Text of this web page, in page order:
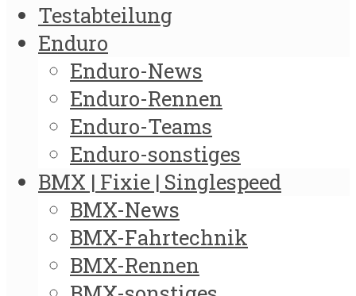
Testabteilung
Enduro
Enduro-News
Enduro-Rennen
Enduro-Teams
Enduro-sonstiges
BMX | Fixie | Singlespeed
BMX-News
BMX-Fahrtechnik
BMX-Rennen